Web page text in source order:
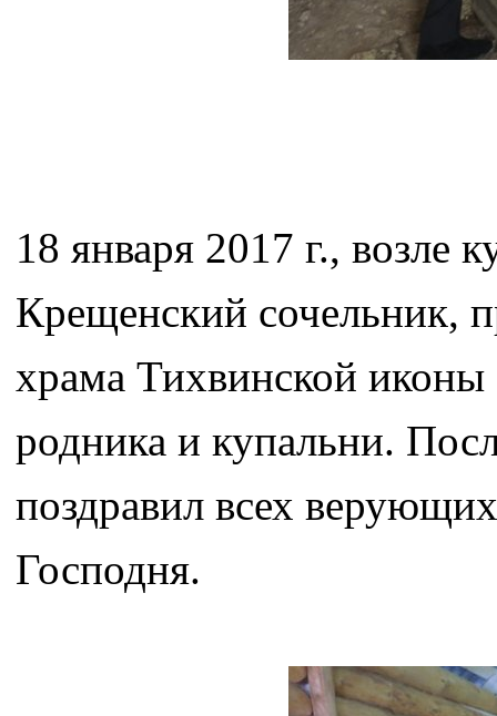
18 января 2017 г., возле
Крещенский сочельник,
храма Тихвинской
родника и купальни.
поздравил всех
Господня.